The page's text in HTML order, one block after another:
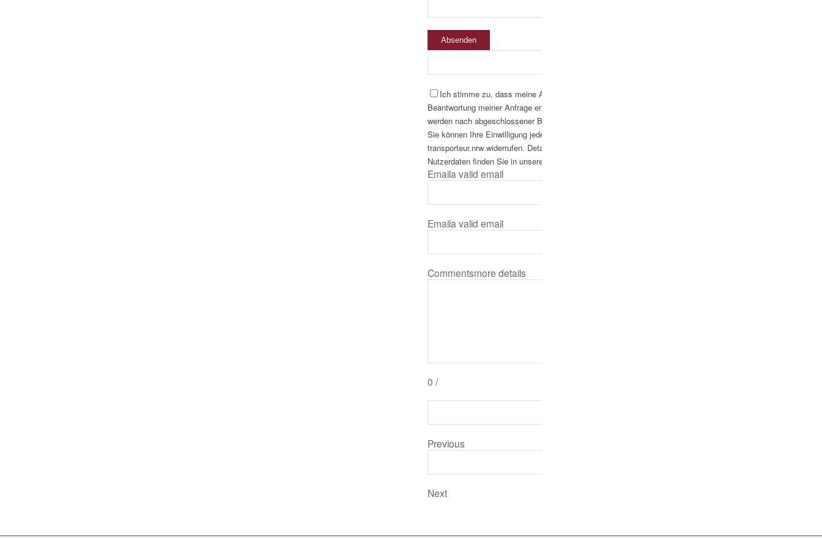
Absenden
Ich stimme zu, dass meine Angaben aus dem Kontaktformular zur
Beantwortung meiner Anfrage erhoben und verarbeitet werden. Die Daten
werden nach abgeschlossener Bearbeitung Ihrer Anfrage gelöscht. Hinweis:
Sie können Ihre Einwilligung jederzeit für die Zukunft per E-Mail an info@der-
transporteur.nrw widerrufen. Detaillierte Informationen zum Umgang mit
Nutzerdaten finden Sie in unserer Datenschutzerklärung.
Emaila valid email
Emaila valid email
Commentsmore details
0 /
Previous
Next